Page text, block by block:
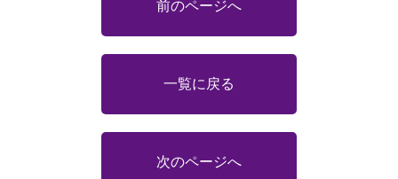
前のページへ
一覧に戻る
次のページへ